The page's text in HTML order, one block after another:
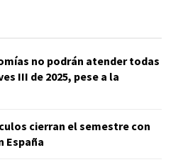
no podrán atender todas
III de 2025, pese a la
cierran el semestre con
España